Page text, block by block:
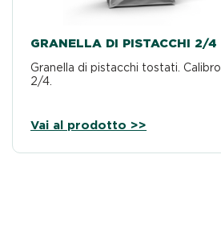
GRANELLA DI PISTACCHI 2/4
Granella di pistacchi tostati. Calibro
2/4.
Vai al prodotto >>